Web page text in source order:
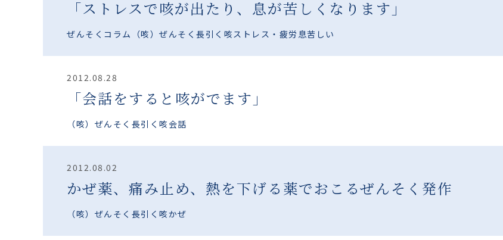
「ストレスで咳が出たり、息が苦しくなります」
ぜんそくコラム （咳）ぜんそく 長引く咳ストレス・疲労 息苦しい
2012.08.28
「会話をすると咳がでます」
（咳）ぜんそく 長引く咳 会話
2012.08.02
かぜ薬、痛み止め、熱を下げる薬でおこるぜんそく発作
（咳）ぜんそく 長引く咳かぜ